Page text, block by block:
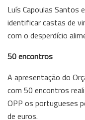
Luís Capoulas Santos
identificar castas de
com o desperdício
50 encontros
A apresentação do
com 50 encontros
OPP os portugueses
de euros.